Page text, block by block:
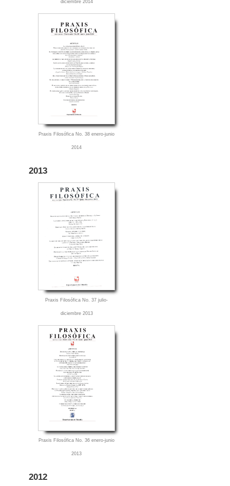
diciembre 2014
Praxis Filosófica No. 38 enero-junio
2014
2013
Praxis Filosófica No. 37 julio-
diciembre 2013
Praxis Filosófica No. 36 enero-junio
2013
2012